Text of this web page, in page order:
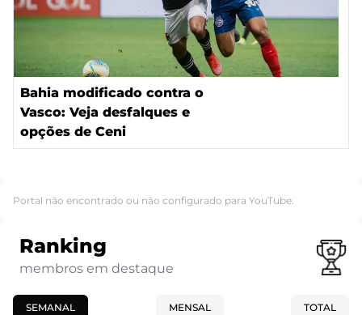
Bahia modificado contra o
Vasco: Veja desfalques e
opções de Ceni
Portal não encontrado ou não configurado para YouTube.
Ranking
membros em destaque
SEMANAL MENSAL TOTAL